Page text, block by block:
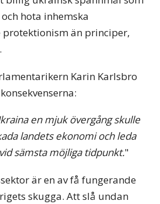
hota inhemska
än principer,
Karin Karlsbro
en mjuk övergång skulle
landets ekonomi och leda
sämsta möjliga tidpunkt."
är en av få fungerande
skugga. Att slå undan